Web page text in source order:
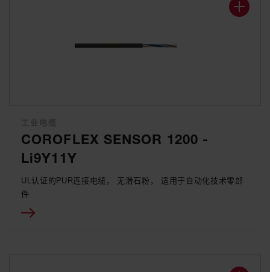
COROFLEX SENSOR 1200 -
Li9Y11Y
UL认证的PUR连接电缆， 无滑石粉， 适用于自动化技术零部
件